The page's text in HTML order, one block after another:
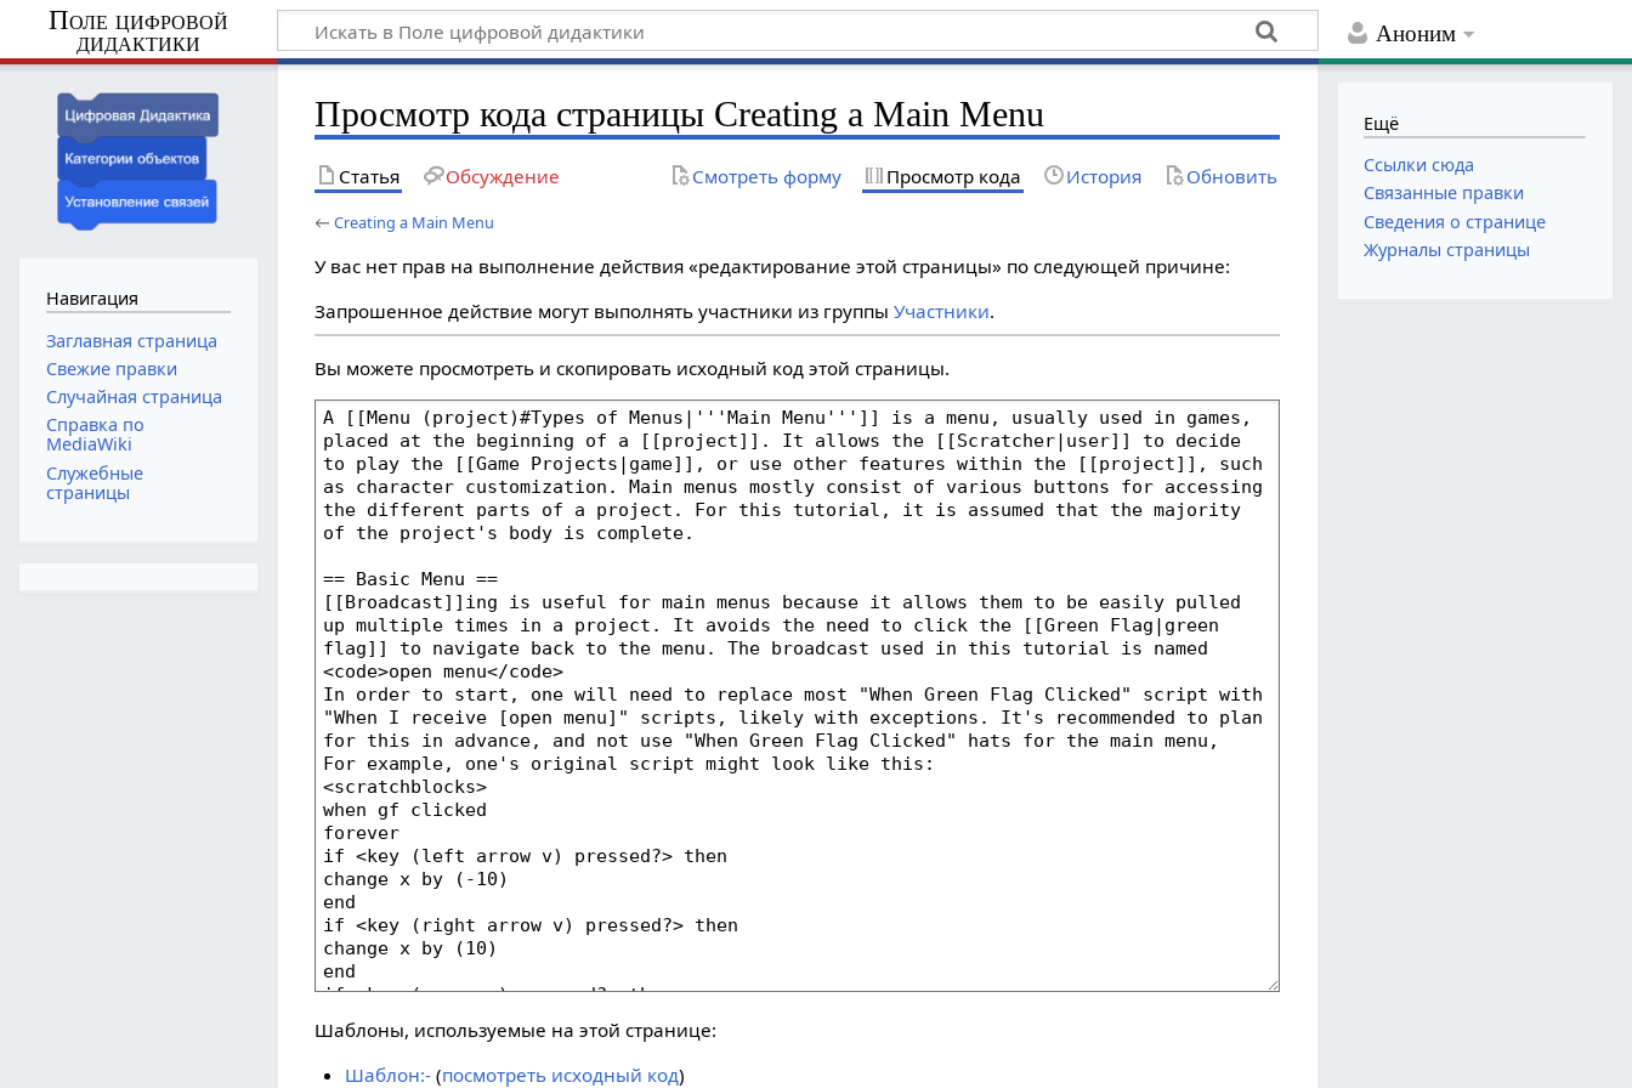
Аноним
Поле цифровой
дидактики
Просмотр кода страницы Creating a Main Menu
Статья Обсуждение Смотреть форму Просмотр кода История Обновить
←Creating a Main Menu
У вас нет прав на выполнение действия «редактирование этой страницы» по следующей причине:
Запрошенное действие могут выполнять участники из группыУчастники.
Вы можете просмотреть и скопировать исходный код этой страницы.
Шаблоны, используемые на этой странице:
Шаблон:-(посмотреть исходный код)
Навигация
Заглавная страница
Свежие правки
Случайная страница
Справка по
MediaWiki
Служебные
страницы
Ещё
Ссылки сюда
Связанные правки
Сведения о странице
Журналы страницы